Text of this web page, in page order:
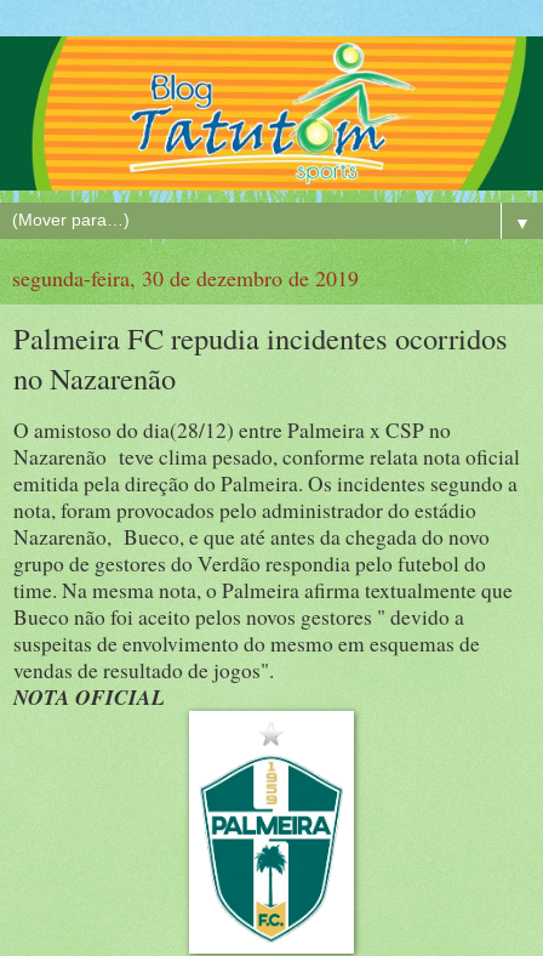
▼
segunda-feira, 30 de dezembro de 2019
Palmeira FC repudia incidentes ocorridos
no Nazarenão
O amistoso do dia(28/12) entre Palmeira x CSP no
Nazarenão teve clima pesado, conforme relata nota oficial
emitida pela direção do Palmeira. Os incidentes segundo a
nota, foram provocados pelo administrador do estádio
Nazarenão, Bueco, e que até antes da chegada do novo
grupo de gestores do Verdão respondia pelo futebol do
time. Na mesma nota, o Palmeira afirma textualmente que
Bueco não foi aceito pelos novos gestores " devido a
suspeitas de envolvimento do mesmo em esquemas de
vendas de resultado de jogos".
NOTA OFICIAL